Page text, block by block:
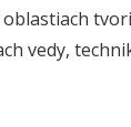
vedy,